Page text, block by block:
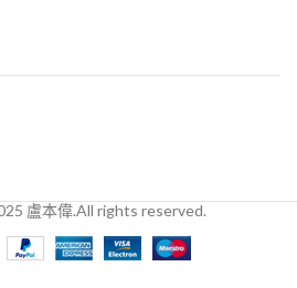
盧本偉.All rights reserved.